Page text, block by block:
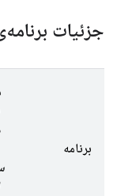
جزئیات
برنامه